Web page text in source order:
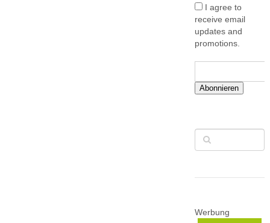
I agree to
receive email
updates and
promotions.
Abonnieren
Werbung